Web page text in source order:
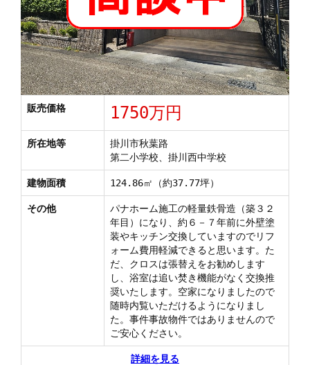
販売価格 1750万円
所在地等
掛川市秋葉路
第二小学校、掛川西中学校
建物面積 124.86㎡（約37.77坪）
その他
パナホーム施工の軽量鉄骨造（築３２
年目）になり、約６－７年前に外壁塗
装やキッチン交換していますのでリフ
ォーム費用軽減できると思います。た
だ、クロスは張替えをお勧めします
し、浴室は追い焚き機能がなく交換推
奨いたします。空家になりましたので
随時内覧いただけるようになりまし
た。事件事故物件ではありませんので
ご安心ください。
詳細を見る